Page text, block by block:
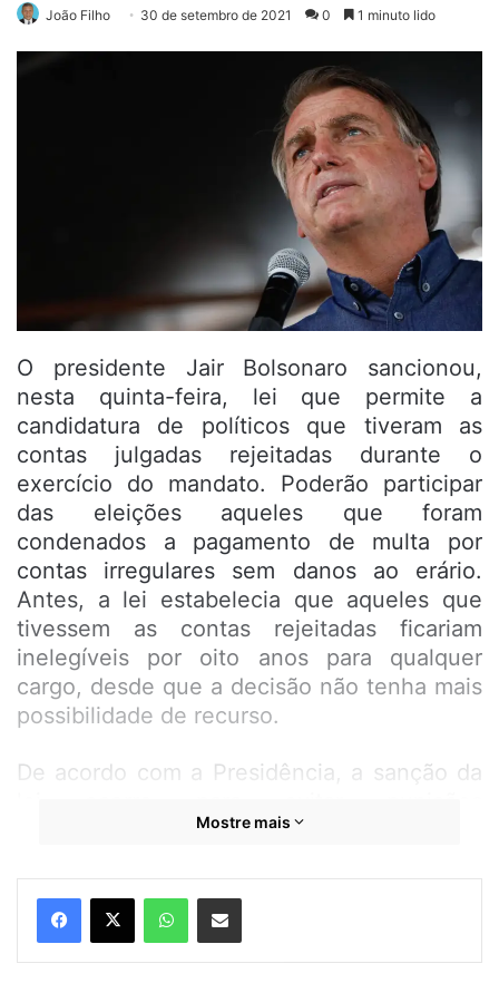
João Filho 30 de setembro de 2021 0 1 minuto lido
O presidente Jair Bolsonaro sancionou,
nesta quinta-feira, lei que permite a
candidatura de políticos que tiveram as
contas julgadas rejeitadas durante o
exercício do mandato. Poderão participar
das eleições aqueles que foram
condenados a pagamento de multa por
contas irregulares sem danos ao erário.
Antes, a lei estabelecia que aqueles que
tivessem as contas rejeitadas ficariam
inelegíveis por oito anos para qualquer
cargo, desde que a decisão não tenha mais
possibilidade de recurso.
De acordo com a Presidência, a sanção da
desproprocionais nos casos em que existe
restringe à rejeição de contas em que não
houve danos aos cofres públicos ou
enriquecimento ilícito.
Mostre mais